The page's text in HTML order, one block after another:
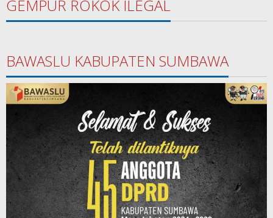
GEMPUR ROKOK ILEGAL
BAWASLU KABUPATEN SUMBAWA